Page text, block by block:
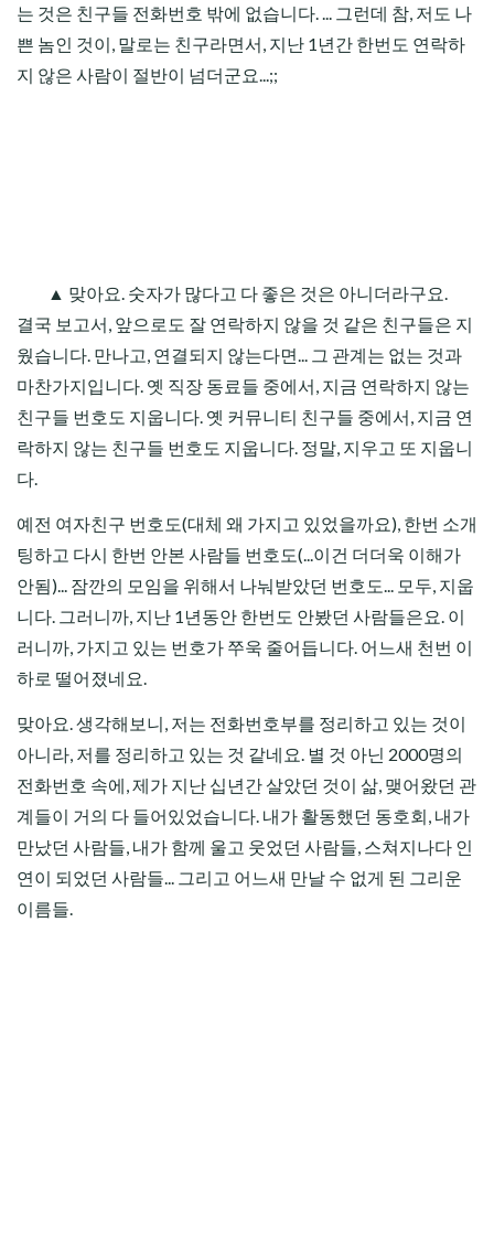
는 것은 친구들 전화번호 밖에 없습니다. ... 그런데 참, 저도 나
쁜 놈인 것이, 말로는 친구라면서, 지난 1년간 한번도 연락하
지 않은 사람이 절반이 넘더군요...;;
▲ 맞아요. 숫자가 많다고 다 좋은 것은 아니더라구요.
결국 보고서, 앞으로도 잘 연락하지 않을 것 같은 친구들은 지
웠습니다. 만나고, 연결되지 않는다면... 그 관계는 없는 것과
마찬가지입니다. 옛 직장 동료들 중에서, 지금 연락하지 않는
친구들 번호도 지웁니다. 옛 커뮤니티 친구들 중에서, 지금 연
락하지 않는 친구들 번호도 지웁니다. 정말, 지우고 또 지웁니
다.
예전 여자친구 번호도(대체 왜 가지고 있었을까요), 한번 소개
팅하고 다시 한번 안본 사람들 번호도(...이건 더더욱 이해가
안됨)... 잠깐의 모임을 위해서 나눠받았던 번호도... 모두, 지웁
니다. 그러니까, 지난 1년동안 한번도 안봤던 사람들은요. 이
러니까, 가지고 있는 번호가 쭈욱 줄어듭니다. 어느새 천번 이
하로 떨어졌네요.
맞아요. 생각해보니, 저는 전화번호부를 정리하고 있는 것이
아니라, 저를 정리하고 있는 것 같네요. 별 것 아닌 2000명의
전화번호 속에, 제가 지난 십년간 살았던 것이 삶, 맺어왔던 관
계들이 거의 다 들어있었습니다. 내가 활동했던 동호회, 내가
만났던 사람들, 내가 함께 울고 웃었던 사람들, 스쳐지나다 인
연이 되었던 사람들... 그리고 어느새 만날 수 없게 된 그리운
이름들.